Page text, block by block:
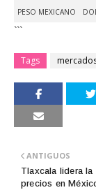
PESO MEXICANO
```
Tags
ANTIGUOS
Tlaxcala lidera la
precios en